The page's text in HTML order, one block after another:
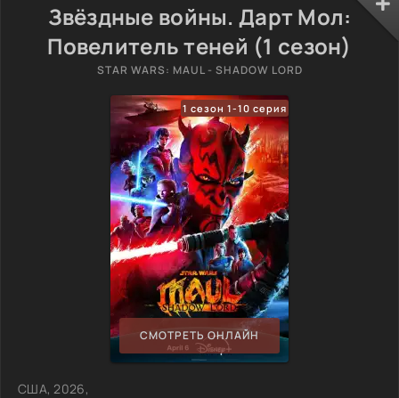
Звёздные войны. Дарт Мол:
Повелитель теней (1 сезон)
STAR WARS: MAUL - SHADOW LORD
1 сезон 1-10 серия
СМОТРЕТЬ ОНЛАЙН
США, 2026,